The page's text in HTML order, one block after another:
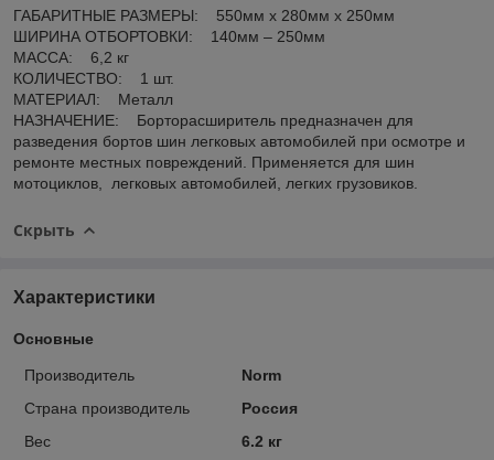
ГАБАРИТНЫЕ РАЗМЕРЫ: 550мм x 280мм x 250мм
ШИРИНА ОТБОРТОВКИ: 140мм – 250мм
МАССА: 6,2 кг
КОЛИЧЕСТВО: 1 шт.
МАТЕРИАЛ: Металл
НАЗНАЧЕНИЕ: Борторасширитель предназначен для
разведения бортов шин легковых автомобилей при осмотре и
ремонте местных повреждений. Применяется для шин
мотоциклов, легковых автомобилей, легких грузовиков.
Скрыть
Характеристики
Основные
Производитель
Norm
Страна производитель
Россия
Вес
6.2 кг